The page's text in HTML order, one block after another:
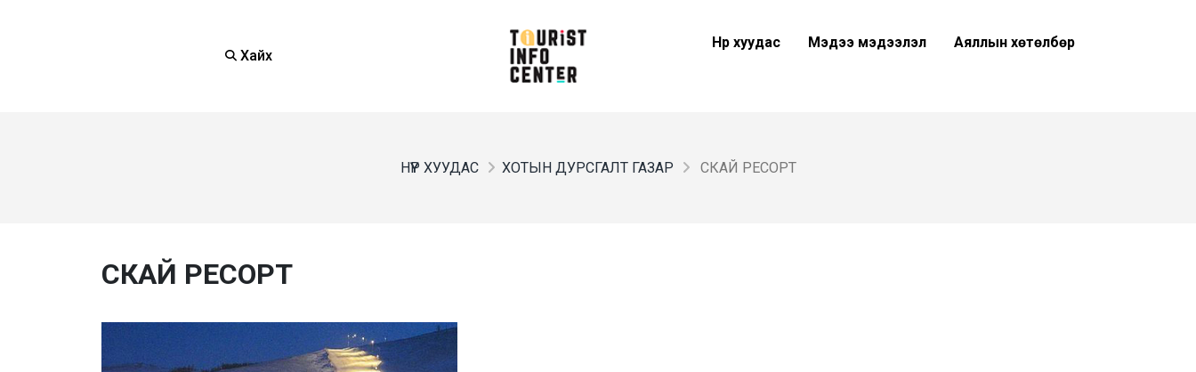
Хайх
Нүүр хуудас Мэдээ мэдээлэл Аяллын хөтөлбөр
НҮҮР ХУУДАС ХОТЫН ДУРСГАЛТ ГАЗАР СКАЙ РЕСОРТ
СКАЙ РЕСОРТ